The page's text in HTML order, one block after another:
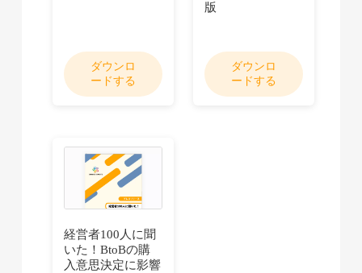
ダウンロ
ードする
版
ダウンロ
ードする
経営者100人に聞
いた！BtoBの購
入意思決定に影響